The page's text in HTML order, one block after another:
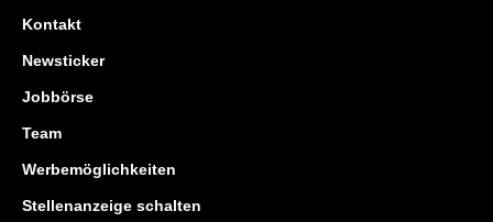
Kontakt
Newsticker
Jobbörse
Team
Werbemöglichkeiten
Stellenanzeige schalten